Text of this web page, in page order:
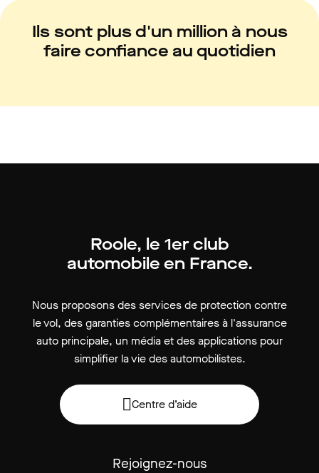
Ils sont plus d'un million à nous
faire confiance au quotidien
Roole, le 1er club
automobile en France.
Nous proposons des services de protection contre
le vol, des garanties complémentaires à l'assurance
auto principale, un média et des applications pour
simplifier la vie des automobilistes.
Centre d’aide
Rejoignez-nous